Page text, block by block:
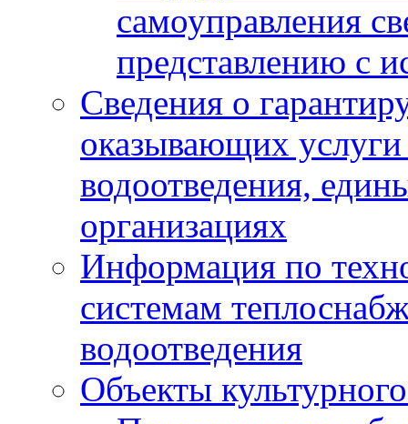
самоуправления
представлению с
Сведения о
оказывающих
водоотведения,
организациях
Информация по
системам
водоотведения
Объекты